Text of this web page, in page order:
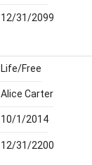
12/31/2099
Life/Free
Alice Carter
10/1/2014
12/31/2200